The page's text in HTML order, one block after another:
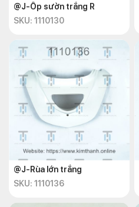
@J-Ốp sườn trắng R
SKU: 1110130
@J-Rùa lớn trắng
SKU: 1110136